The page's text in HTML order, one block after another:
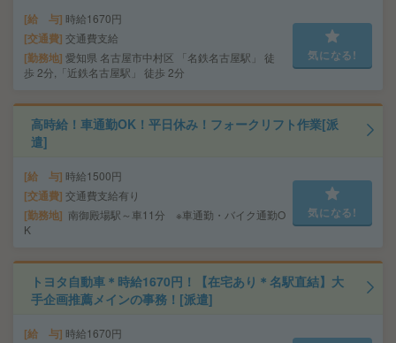
給 与 時給1670円
交通費 交通費支給
勤務地 愛知県 名古屋市中村区 「名鉄名古屋駅」 徒
歩 2分,「近鉄名古屋駅」 徒歩 2分
気になる!
高時給！車通勤OK！平日休み！フォークリフト作業[派
遣]
給 与 時給1500円
交通費 交通費支給有り
勤務地
南御殿場駅～車11分 ※車通勤・バイク通勤O
K
気になる!
トヨタ自動車＊時給1670円！【在宅あり＊名駅直結】大
手企画推薦メインの事務！[派遣]
給 与 時給1670円